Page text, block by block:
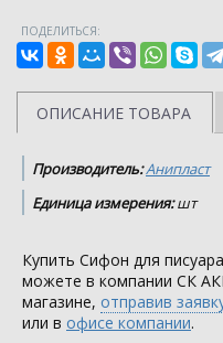
ПОДЕЛИТЬСЯ:
ОПИСАНИЕ ТОВАРА
Производитель:Анипласт
Единица измерения:шт
Купить Сифон для
можете в компании СК
магазине, отправив
или в офисе компании.